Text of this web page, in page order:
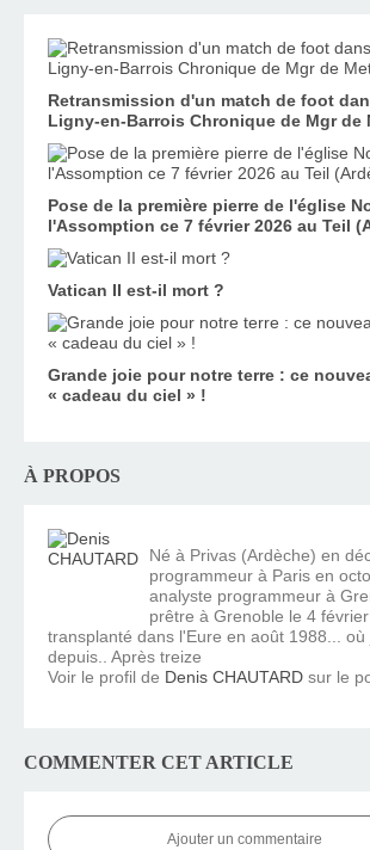
Retransmission d'un match de foot
Ligny-en-Barrois Chronique de Mgr de
Pose de la première pierre de l'église
l'Assomption ce 7 février 2026 au Teil
Vatican II est-il mort ?
Grande joie pour notre terre : ce
« cadeau du ciel » !
À PROPOS
Né à Privas (Ardèche) en
programmeur à Paris en
analyste programmeur à
prêtre à Grenoble le 4 février
transplanté dans l'Eure en août 1988... où
depuis.. Après treize
Voir le profil de Denis CHAUTARD sur le
COMMENTER CET ARTICLE
Ajouter un commentaire